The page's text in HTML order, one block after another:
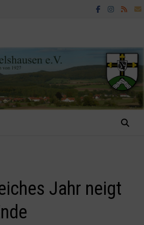
Jahr neigt